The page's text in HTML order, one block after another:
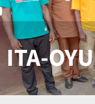
ITA-